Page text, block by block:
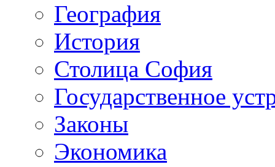
География
История
Столица София
Государственное
Законы
Экономика